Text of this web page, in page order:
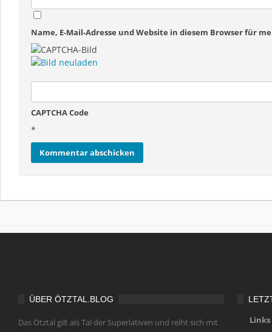
Name, E-Mail-Adresse und Website in diesem Browser für
CAPTCHA Code
*
ÜBER ÖTZTAL.BLOG
Das Ötztal gilt als Tal der Superlativen und reiht sich mit
Links